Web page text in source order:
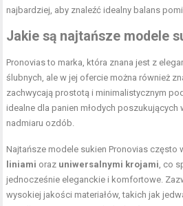
najbardziej, aby znaleźć idealny balans
Jakie są najtańsze modele
Pronovias to marka, która znana jest z
ślubnych, ale w jej ofercie można również
zachwycają prostotą i minimalistycznym
idealne dla panien młodych
nadmiaru ozdób.
Najtańsze modele sukien Pronovias często
liniami oraz uniwersalnymi krojami, co
jednocześnie eleganckie i komfortowe.
wysokiej jakości materiałów, takich jak